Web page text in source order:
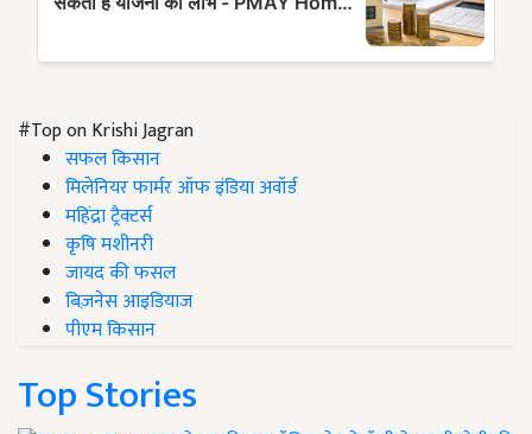
#Top on Krishi Jagran
सफल किसान
मिलेनियर फार्मर ऑफ इंडिया अवॉर्ड
महिंद्रा ट्रैक्टर्स
कृषि मशीनरी
जायद की फसल
बिज़नेस आइडियाज
पीएम किसान
Top Stories